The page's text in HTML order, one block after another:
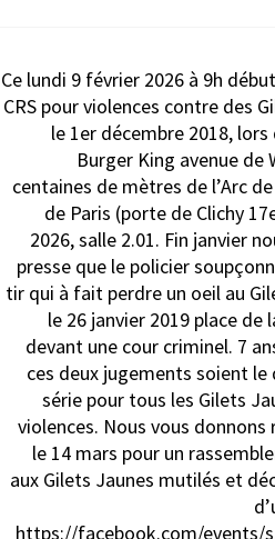
Ce lundi 9 février 2026 à 9h
CRS pour violences contre des
le 1er décembre 2018, lors
Burger King avenue de
centaines de mètres de l’Arc
de Paris (porte de Clichy
2026, salle 2.01. Fin janvier
presse que le policier
tir qui à fait perdre un oeil au
le 26 janvier 2019 place de
devant une cour criminel. 7
ces deux jugements soient le
série pour tous les Gilets
violences. Nous vous donnons
le 14 mars pour un
aux Gilets Jaunes mutilés et
https://facebook.com/events/